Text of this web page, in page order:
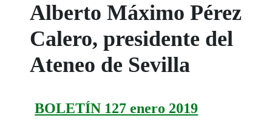
Alberto Máximo Pérez
Calero, presidente del
Ateneo de Sevilla
BOLETÍN 127 enero 2019